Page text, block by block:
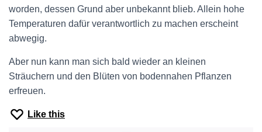
worden, dessen Grund aber unbekannt blieb. Allein hohe
Temperaturen dafür verantwortlich zu machen erscheint
abwegig.
Aber nun kann man sich bald wieder an kleinen
Sträuchern und den Blüten von bodennahen Pflanzen
erfreuen.
Like this